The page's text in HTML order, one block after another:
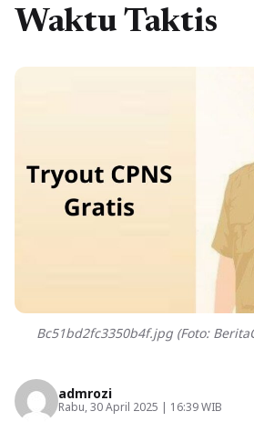
Waktu Taktis
Bc51bd2fc3350b4f.jpg (Foto:
admrozi
Rabu, 30 April 2025 | 16:39 WIB